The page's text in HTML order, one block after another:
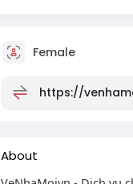
Female
https://
About